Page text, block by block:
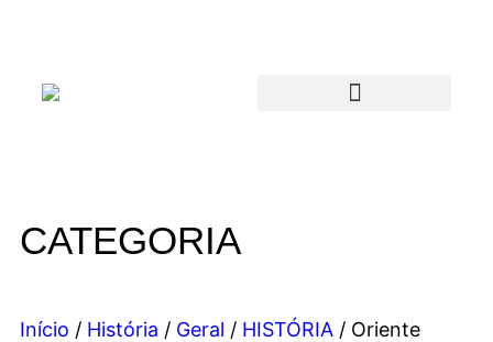
CATEGORIA
Início / História / Geral / HISTÓRIA / Oriente